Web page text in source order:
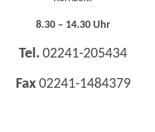
8.30 – 14.30 Uhr
Tel. 02241-205434
Fax02241-1484379